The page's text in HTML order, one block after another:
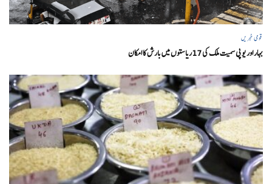
قومی خبریں
بہار اور یو پی سمیت ملک کی 17ریاستوں میں بارش کا امکان